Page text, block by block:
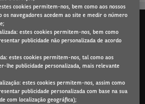
in life
cookies permitem-nos, bem como aos nossos
os navegadores acedem ao site e medir o número
estes cookies permitem-nos, bem como
publicidade não personalizada de acordo
estes cookies permitem-nos, tal como aos
lhe publicidade personalizada, mais relevante
estes cookies permitem-nos, assim como
publicidade personalizada com base na sua
com localização geográfica);